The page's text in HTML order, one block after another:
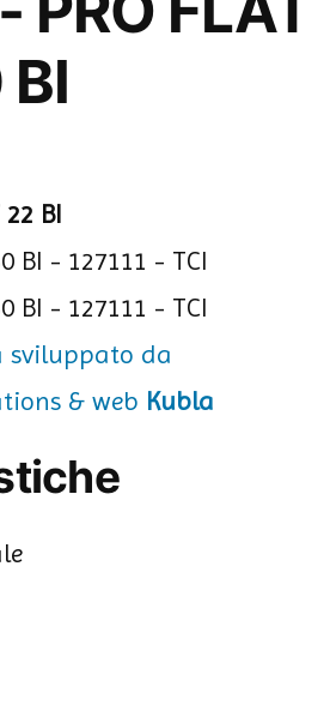
22 BI
sviluppato da
Kubla